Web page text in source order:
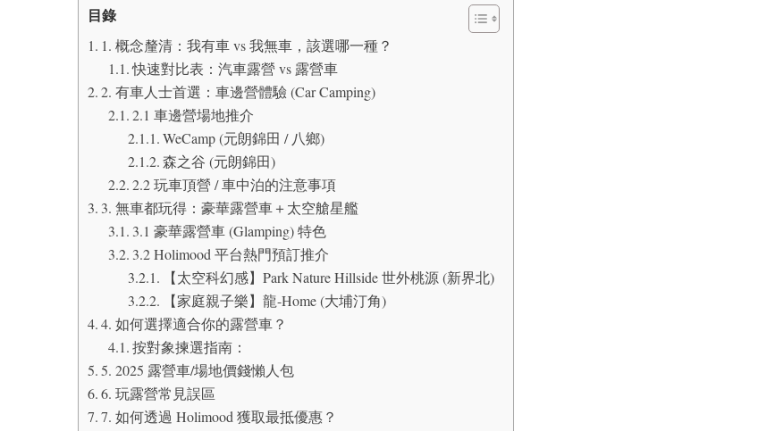
目錄
1. 概念釐清：我有車 vs 我無車，該選哪一種？
快速對比表：汽車露營 vs 露營車
2. 有車人士首選：車邊營體驗 (Car Camping)
2.1 車邊營場地推介
WeCamp (元朗錦田 / 八鄉)
森之谷 (元朗錦田)
2.2 玩車頂營 / 車中泊的注意事項
3. 無車都玩得：豪華露營車＋太空艙星艦
3.1 豪華露營車 (Glamping) 特色
3.2 Holimood 平台熱門預訂推介
【太空科幻感】Park Nature Hillside 世外桃源 (新界北)
【家庭親子樂】龍-Home (大埔汀角)
4. 如何選擇適合你的露營車？
按對象揀選指南：
5. 2025 露營車/場地價錢懶人包
6. 玩露營常見誤區
7. 如何透過 Holimood 獲取最抵優惠？